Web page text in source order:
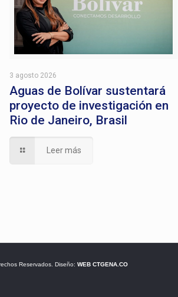
3 agosto 2026
Aguas de Bolívar sustentará
proyecto de investigación en
Rio de Janeiro, Brasil
Leer más
Reservados. Diseño: WEB CTGENA.CO